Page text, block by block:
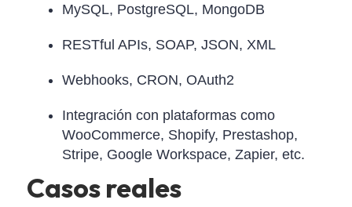
MySQL, PostgreSQL, MongoDB
RESTful APIs, SOAP, JSON, XML
Webhooks, CRON, OAuth2
Integración con plataformas como
WooCommerce, Shopify, Prestashop,
Stripe, Google Workspace, Zapier, etc.
Casos reales